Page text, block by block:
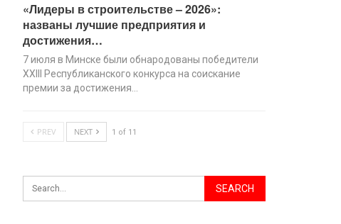
«Лидеры в строительстве – 2026»:
названы лучшие предприятия и
достижения…
7 июля в Минске были обнародованы победители
XХIII Республиканского конкурса на соискание
премии за достижения…
PREV NEXT 1 of 11